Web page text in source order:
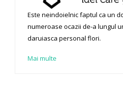
Este neindoielnic faptul ca un
numeroase ocazii de-a lungul
daruiasca personal flori.
Mai multe